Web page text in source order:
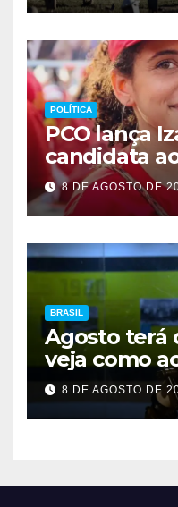
POLÍTICA
PCO lança
candidata
8 DE AGOSTO DE
BRASIL
Agosto terá
veja como
8 DE AGOSTO DE